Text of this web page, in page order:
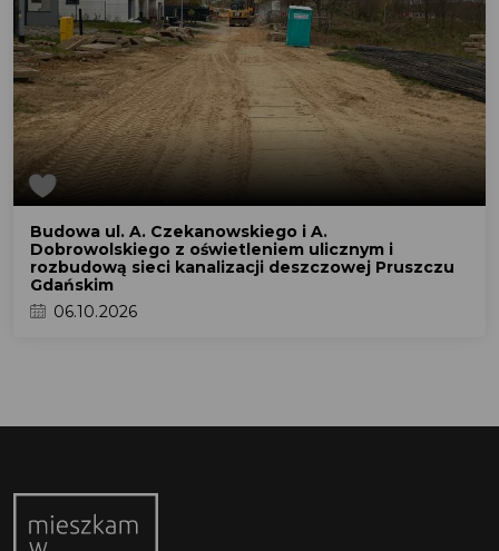
Budowa ul. A. Czekanowskiego i A.
Dobrowolskiego z oświetleniem ulicznym i
rozbudową sieci kanalizacji deszczowej Pruszczu
Gdańskim
06.10.2026